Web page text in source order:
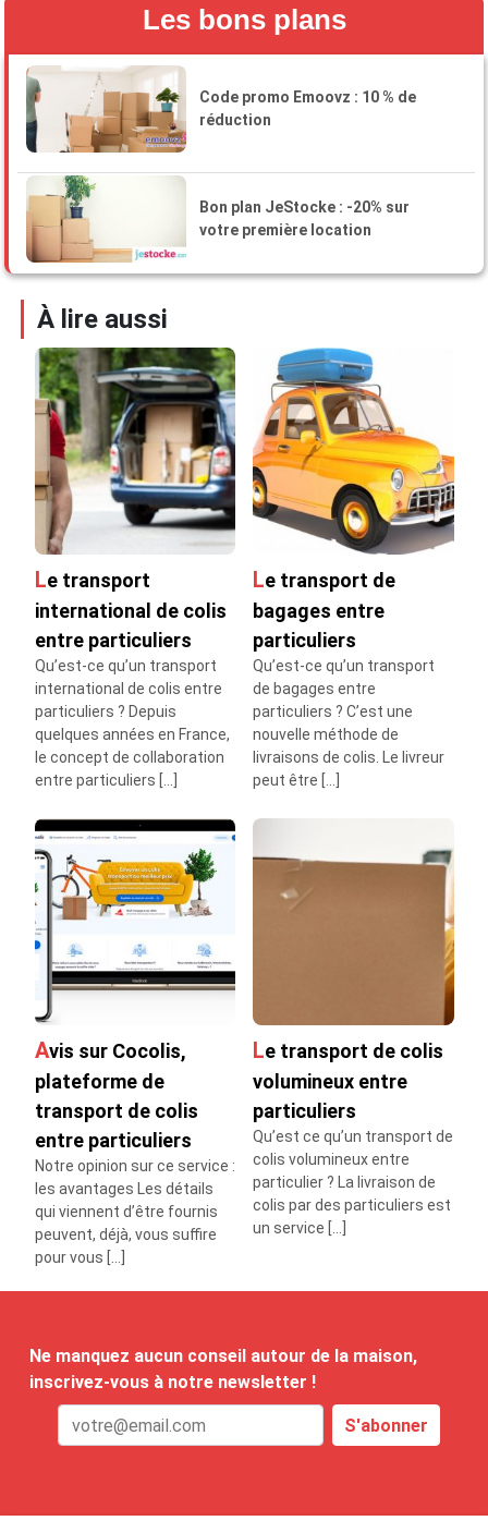
Avis sur Cocolis, plateforme de transport de
Le transport de bagages entre particuliers
Le transport de colis volumineux entre
particuliers
Les bons plans
Code promo Emoovz : 10 % de
réduction
Bon plan JeStocke : -20% sur
votre première location
À lire aussi
Le transport
international de colis
entre particuliers
Qu’est-ce qu’un transport
international de colis entre
particuliers ? Depuis
quelques années en France,
le concept de collaboration
entre particuliers […]
Le transport de
bagages entre
particuliers
Qu’est-ce qu’un transport
de bagages entre
particuliers ? C’est une
nouvelle méthode de
livraisons de colis. Le livreur
peut être […]
Avis sur Cocolis,
plateforme de
transport de colis
entre particuliers
Notre opinion sur ce service :
les avantages Les détails
qui viennent d’être fournis
peuvent, déjà, vous suffire
pour vous […]
Le transport de colis
volumineux entre
particuliers
Qu’est ce qu’un transport de
colis volumineux entre
particulier ? La livraison de
colis par des particuliers est
un service […]
Ne manquez aucun conseil autour de la maison,
inscrivez-vous à notre newsletter !